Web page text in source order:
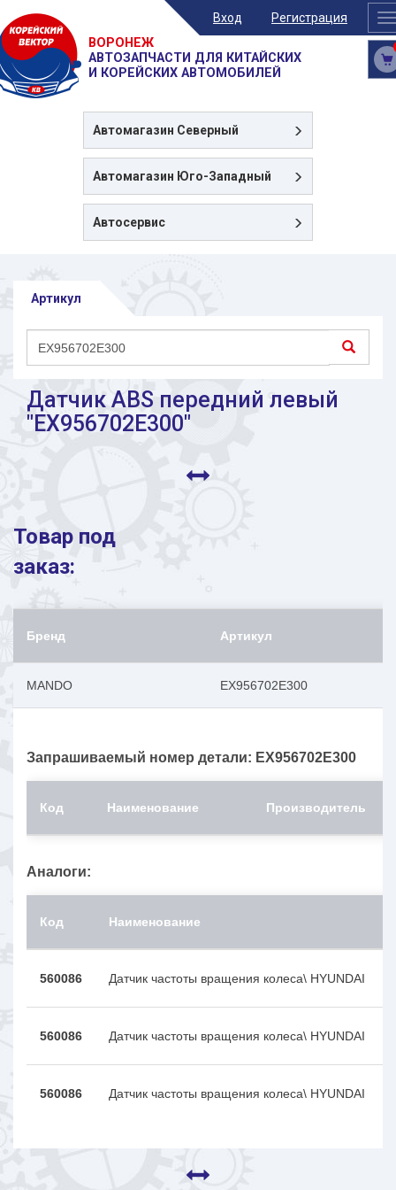
Вход Регистрация
ВОРОНЕЖ
АВТОЗАПЧАСТИ ДЛЯ КИТАЙСКИХ
И КОРЕЙСКИХ АВТОМОБИЛЕЙ
Автомагазин Северный
Автомагазин Юго-Западный
Автосервис
Артикул
Датчик ABS передний левый
"EX956702E300"
Товар под
заказ:
Бренд Артикул
MANDO EX956702E300
Запрашиваемый номер детали: EX956702E300
Код Наименование Производитель
Аналоги:
Код Наименование
560086 Датчик частоты вращения колеса\ HYUNDAI
560086 Датчик частоты вращения колеса\ HYUNDAI
560086 Датчик частоты вращения колеса\ HYUNDAI